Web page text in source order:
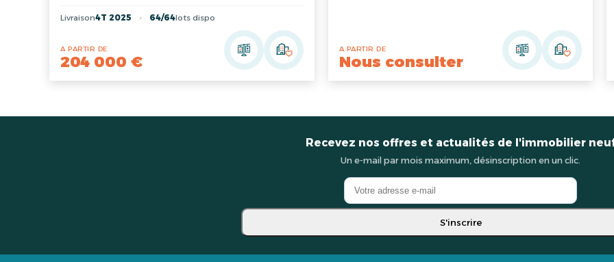
Livraison4T 2025 64/64lots dispo
A PARTIR DE
204 000 €
A PARTIR DE
Nous consulter
Recevez nos offres et actualités de l'immobilier
Un e-mail par mois maximum, désinscription en un clic.
S'inscrire